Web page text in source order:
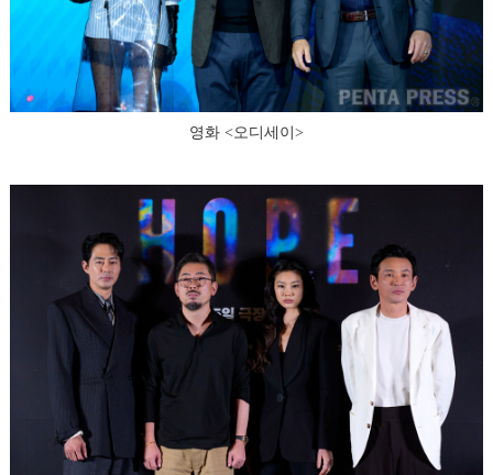
영화 <오디세이>